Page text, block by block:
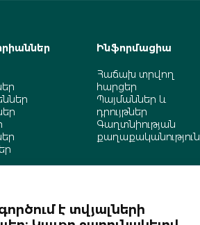
Ինֆորմացիա
Հաճախ տրվող
հարցեր
Պայմաններ և
դրույթներ
Գաղտնիության
քաղաքականություն
է տվյալների